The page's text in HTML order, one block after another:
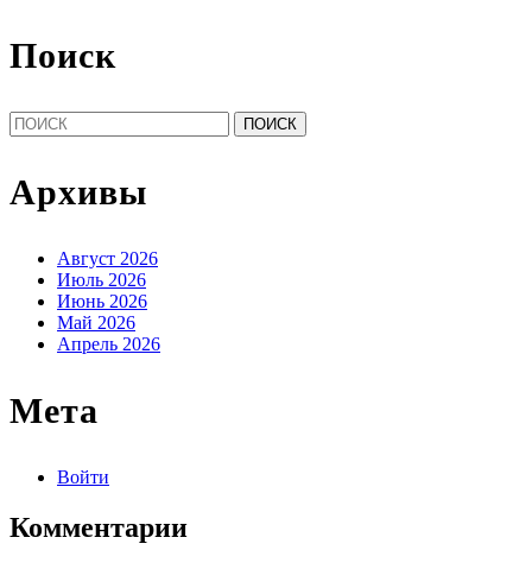
Поиск
Найти:
Архивы
Август 2026
Июль 2026
Июнь 2026
Май 2026
Апрель 2026
Мета
Войти
Комментарии